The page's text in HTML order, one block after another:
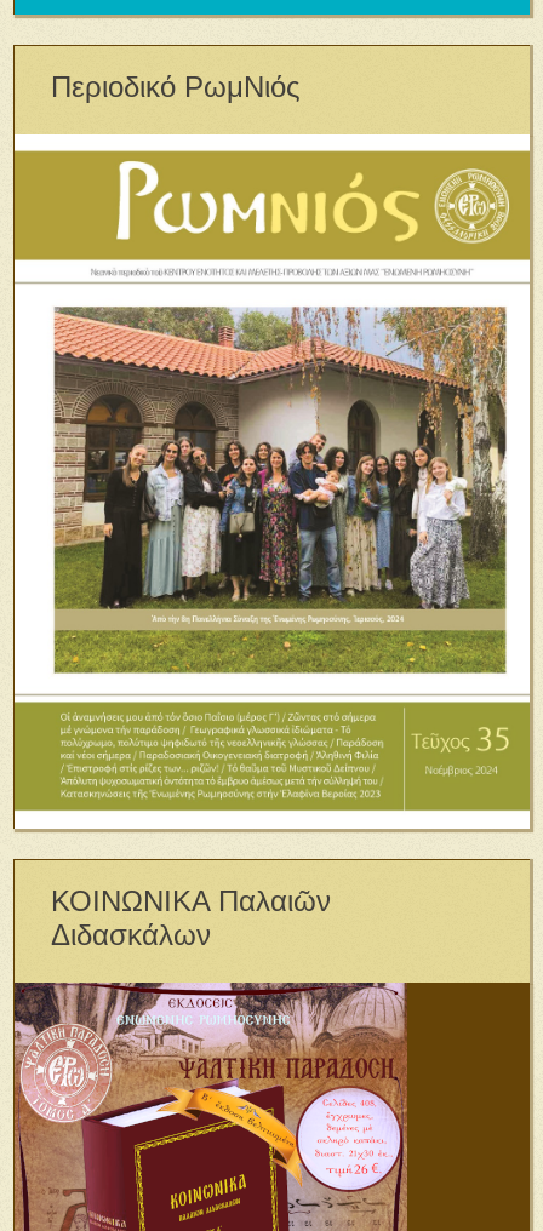
Περιοδικό ΡωμΝιός
ΚΟΙΝΩΝΙΚΑ Παλαιῶν
Διδασκάλων